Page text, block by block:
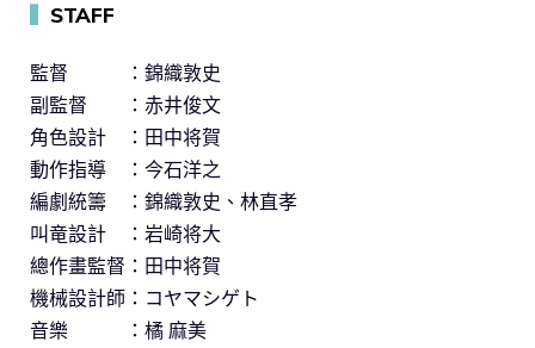
STAFF
監督 ：錦織敦史
副監督 ：赤井俊文
角色設計 ：田中将賀
動作指導 ：今石洋之
編劇統籌 ：錦織敦史、林直孝
叫竜設計 ：岩崎将大
總作畫監督：田中将賀
機械設計師：コヤマシゲト
音樂 ：橘 麻美